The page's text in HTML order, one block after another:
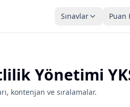
Sınavlar Puan
Yönetimi
kontenjan ve sıralamalar.